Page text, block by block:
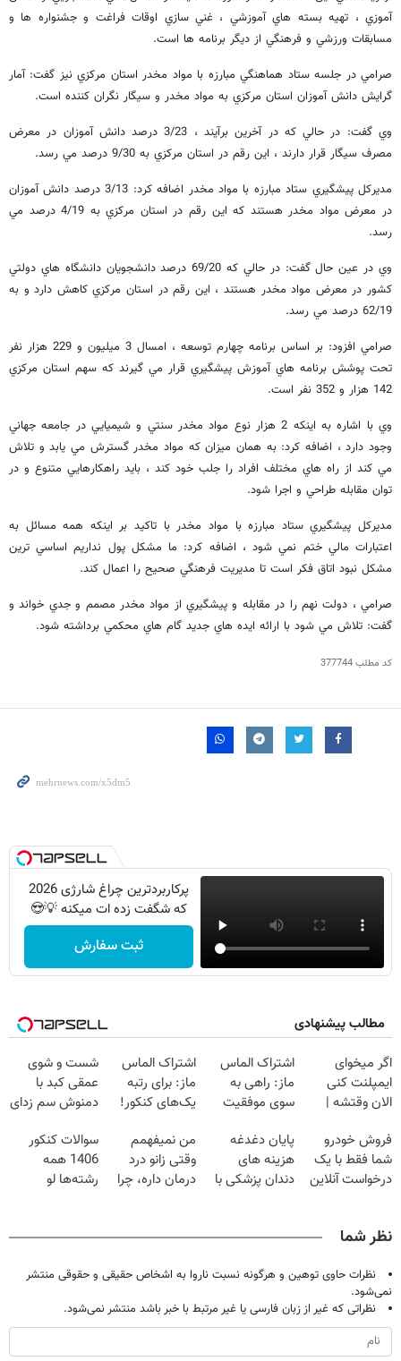
آموزي ، تهيه بسته هاي آموزشي ، غني سازي اوقات فراغت و جشنواره ها و
مسابقات ورزشي و فرهنگي از ديگر برنامه ها است.
صرامي در جلسه ستاد هماهنگي مبارزه با مواد مخدر استان مركزي نيز گفت: آمار
گرايش دانش آموزان استان مركزي به مواد مخدر و سيگار نگران كننده است.
وي گفت: در حالي كه در آخرين برآيند ، 3/23 درصد دانش آموزان در معرض
مصرف سيگار قرار دارند ، اين رقم در استان مركزي به 9/30 درصد مي رسد.
مديركل پيشگيري ستاد مبارزه با مواد مخدر اضافه كرد: 3/13 درصد دانش آموزان
در معرض مواد مخدر هستند كه اين رقم در استان مركزي به 4/19 درصد مي
رسد.
وي در عين حال گفت: در حالي كه 69/20 درصد دانشجويان دانشگاه هاي دولتي
كشور در معرض مواد مخدر هستند ، اين رقم در استان مركزي كاهش دارد و به
62/19 درصد مي رسد.
صرامي افزود: بر اساس برنامه چهارم توسعه ، امسال 3 ميليون و 229 هزار نفر
تحت پوشش برنامه هاي آموزش پيشگيري قرار مي گيرند كه سهم استان مركزي
142 هزار و 352 نفر است.
وي با اشاره به اينكه 2 هزار نوع مواد مخدر سنتي و شيميايي در جامعه جهاني
وجود دارد ، اضافه كرد: به همان ميزان كه مواد مخدر گسترش مي يابد و تلاش
مي كند از راه هاي مختلف افراد را جلب خود كند ، بايد راهكارهايي متنوع و در
توان مقابله طراحي و اجرا شود.
مديركل پيشگيري ستاد مبارزه با مواد مخدر با تاكيد بر اينكه همه مسائل به
اعتبارات مالي ختم نمي شود ، اضافه كرد: ما مشكل پول نداريم اساسي ترين
مشكل نبود اتاق فكر است تا مديريت فرهنگي صحيح را اعمال كند.
صرامي ، دولت نهم را در مقابله و پيشگيري از مواد مخدر مصمم و جدي خواند و
گفت: تلاش مي شود با ارائه ايده هاي جديد گام هاي محكمي برداشته شود.
کد مطلب377744
پرکاربردترین چراغ شارژی 2026
که شگفت زده ات میکنه 💡😍
ثبت سفارش
مطالب پیشنهادی
اگر میخوای
ایمپلنت کنی
الان وقتشه |
میلیون تومان!!!
اشتراک الماس
ماز: راهی به
سوی موفقیت
اشتراک الماس
ماز: برای رتبه
یک‌های کنکور!
شست و شوی
عمقی کبد با
دمنوش سم زدای
فروش خودرو
شما فقط با یک
درخواست آنلاین
پایان دغدغه
هزینه های
دندان پزشکی با
من نمیفهمم
وقتی زانو درد
درمان داره، چرا
سوالات کنکور
1406 همه
رشته‌ها لو
نظر شما
نظرات حاوی توهین و هرگونه نسبت ناروا به اشخاص حقیقی و حقوقی منتشر
نمی‌شود.
نظراتی که غیر از زبان فارسی یا غیر مرتبط با خبر باشد منتشر نمی‌شود.